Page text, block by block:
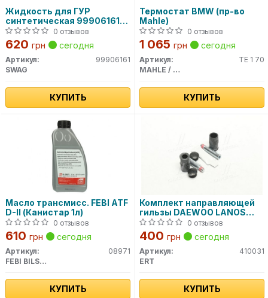
Жидкость для ГУР
синтетическая 99906161
SWAG
0 отзывов
620 грн сегодня
Артикул:
99906161
SWAG
КУПИТЬ
Термостат BMW (пр-во
Mahle)
0 отзывов
1 065 грн сегодня
Артикул:
TE 1 70
MAHLE / KNECHT
КУПИТЬ
Масло трансмисс. FEBI ATF
D-II (Канистар 1л)
0 отзывов
610 грн сегодня
Артикул:
08971
FEBI BILSTEIN
КУПИТЬ
Комплект направляющей
гильзы DAEWOO LANOS
D7003C (пр-во ERT)
0 отзывов
400 грн сегодня
Артикул:
410031
ERT
КУПИТЬ